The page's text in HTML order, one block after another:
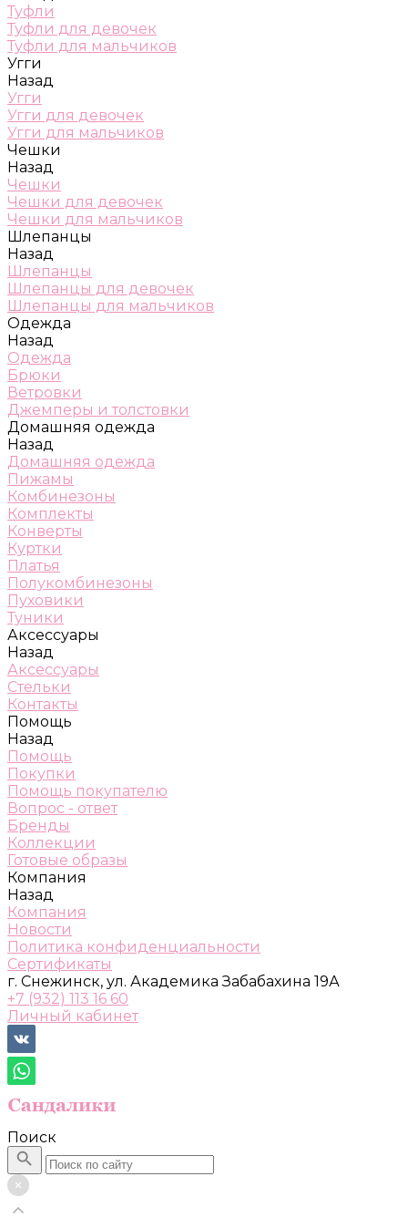
Туфли
Туфли для девочек
Туфли для мальчиков
Угги
Назад
Угги
Угги для девочек
Угги для мальчиков
Чешки
Назад
Чешки
Чешки для девочек
Чешки для мальчиков
Шлепанцы
Назад
Шлепанцы
Шлепанцы для девочек
Шлепанцы для мальчиков
Одежда
Назад
Одежда
Брюки
Ветровки
Джемперы и толстовки
Домашняя одежда
Назад
Домашняя одежда
Пижамы
Комбинезоны
Комплекты
Конверты
Куртки
Платья
Полукомбинезоны
Пуховики
Туники
Аксессуары
Назад
Аксессуары
Стельки
Контакты
Помощь
Назад
Помощь
Покупки
Помощь покупателю
Вопрос - ответ
Бренды
Коллекции
Готовые образы
Компания
Назад
Компания
Новости
Политика конфиденциальности
Сертификаты
г. Снежинск, ул. Академика Забабахина 19А
+7 (932) 113 16 60
Личный кабинет
Поиск